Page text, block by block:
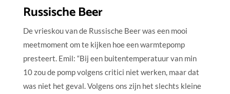
Russische Beer
De vrieskou van de Russische Beer was een mooi
meetmoment om te kijken hoe een warmtepomp
presteert. Emil: “Bij een buitentemperatuur van min
10 zou de pomp volgens critici niet werken, maar dat
was niet het geval. Volgens ons zijn het slechts kleine